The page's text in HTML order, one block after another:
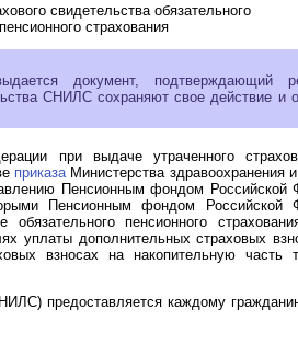
свидетельства обязательного
пенсионного страхования
документ, подтверждающий
СНИЛС сохраняют свое действие и
при выдаче утраченного
приказа Министерства здравоохранения
Пенсионным фондом Российской
Пенсионным фондом
пенсионного
уплаты дополнительных страховых
взносах на накопительную часть
предоставляется каждому